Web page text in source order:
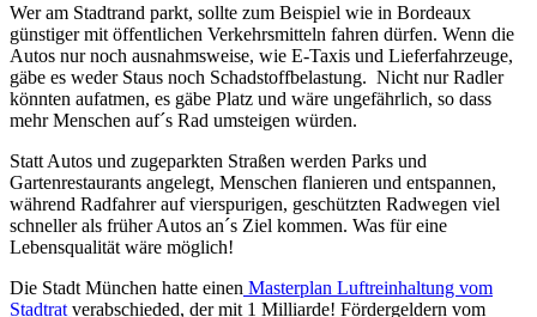
Wer am Stadtrand parkt, sollte zum Beispiel wie in Bordeaux
günstiger mit öffentlichen Verkehrsmitteln fahren dürfen. Wenn die
Autos nur noch ausnahmsweise, wie E-Taxis und Lieferfahrzeuge,
gäbe es weder Staus noch Schadstoffbelastung. Nicht nur Radler
könnten aufatmen, es gäbe Platz und wäre ungefährlich, so dass
mehr Menschen auf´s Rad umsteigen würden.
Statt Autos und zugeparkten Straßen werden Parks und
Gartenrestaurants angelegt, Menschen flanieren und entspannen,
während Radfahrer auf vierspurigen, geschützten Radwegen viel
schneller als früher Autos an´s Ziel kommen. Was für eine
Lebensqualität wäre möglich!
Die Stadt München hatte einen Masterplan Luftreinhaltung vom
Stadtrat verabschieded, der mit 1 Milliarde! Fördergeldern vom